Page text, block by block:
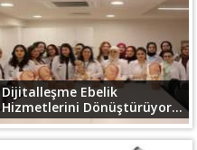
Dijitalleşme Ebelik
Hizmetlerini Dönüştürüyor...